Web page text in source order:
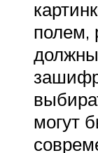
полем,
должны
могут